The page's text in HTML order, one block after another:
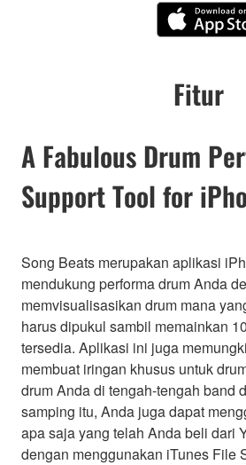
Fitur
A Fabulous Drum
Support Tool for
Song Beats merupakan aplikasi
mendukung performa drum Anda
memvisualisasikan drum mana
harus dipukul sambil memainkan
tersedia. Aplikasi ini juga
membuat iringan khusus untuk
drum Anda di tengah-tengah band
samping itu, Anda juga dapat
apa saja yang telah Anda beli dari
dengan menggunakan iTunes File